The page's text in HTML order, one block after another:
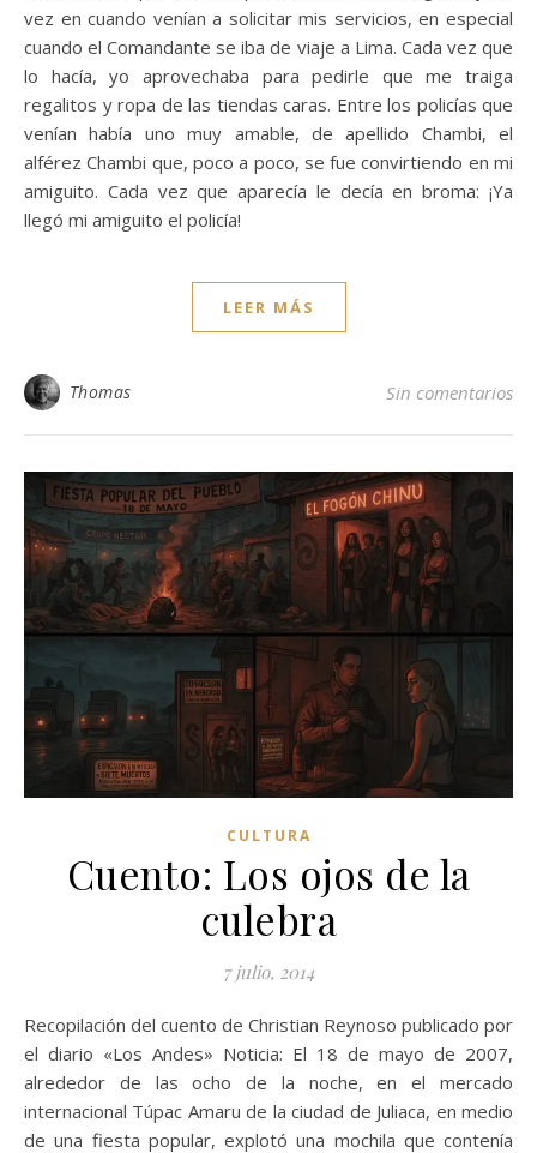
vez en cuando venían a solicitar mis servicios, en especial
cuando el Comandante se iba de viaje a Lima. Cada vez que
lo hacía, yo aprovechaba para pedirle que me traiga
regalitos y ropa de las tiendas caras. Entre los policías que
venían había uno muy amable, de apellido Chambi, el
alférez Chambi que, poco a poco, se fue convirtiendo en mi
amiguito. Cada vez que aparecía le decía en broma: ¡Ya
llegó mi amiguito el policía!
LEER MÁS
Thomas Sin comentarios
CULTURA
Cuento: Los ojos de la
culebra
7 julio, 2014
Recopilación del cuento de Christian Reynoso publicado por
el diario «Los Andes» Noticia: El 18 de mayo de 2007,
alrededor de las ocho de la noche, en el mercado
internacional Túpac Amaru de la ciudad de Juliaca, en medio
de una fiesta popular, explotó una mochila que contenía